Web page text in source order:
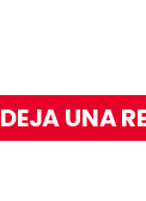
DEJA UNA